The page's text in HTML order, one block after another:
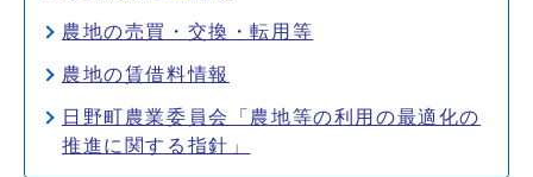
農地の売買・交換・転用等
農地の賃借料情報
日野町農業委員会「農地等の利用の最適化の
推進に関する指針」